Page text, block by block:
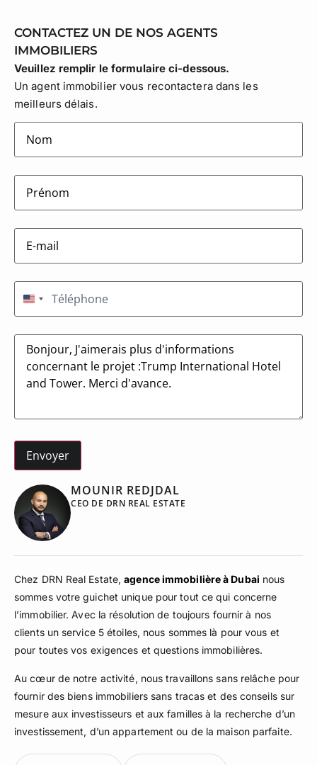
CONTACTEZ UN DE NOS AGENTS
IMMOBILIERS
MOUNIR REDJDAL
CEO DE DRN REAL ESTATE
Chez DRN Real Estate,agence immobilière à Dubai nous
sommes votre guichet unique pour tout ce qui concerne
l’immobilier. Avec la résolution de toujours fournir à nos
clients un service 5 étoiles, nous sommes là pour vous et
pour toutes vos exigences et questions immobilières.
Au cœur de notre activité, nous travaillons sans relâche pour
fournir des biens immobiliers sans tracas et des conseils sur
mesure aux investisseurs et aux familles à la recherche d’un
investissement, d’un appartement ou de la maison parfaite.
Veuillez remplir le formulaire ci-dessous.
Un agent immobilier vous recontactera dans les
meilleurs délais.
lastname(Nécessaire)
firstname(Nécessaire)
E-
mail(Nécessaire)
Téléphone(Nécessaire)
États-Unis +1
Message